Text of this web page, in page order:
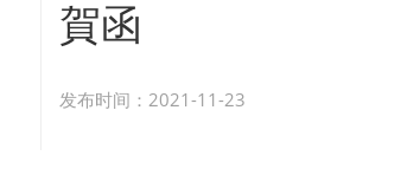
賀函
发布时间：2021-11-23